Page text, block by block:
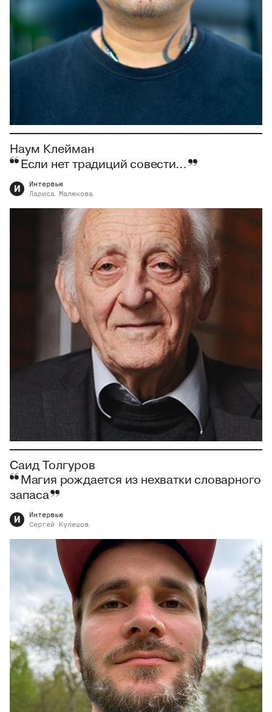
Наум Клейман
Если нет традиций совести…
И
Интервью
Лариса Малюкова
Саид Толгуров
Магия рождается из нехватки словарного
запаса
И
Интервью
Сергей
Кулешов